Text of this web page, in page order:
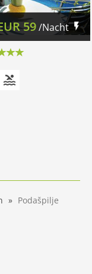
59/Nacht
Podašpilje